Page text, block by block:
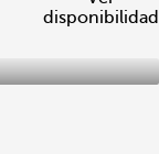
disponibilidad